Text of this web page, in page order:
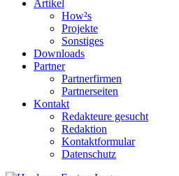
Artikel
How²s
Projekte
Sonstiges
Downloads
Partner
Partnerfirmen
Partnerseiten
Kontakt
Redakteure gesucht
Redaktion
Kontaktformular
Datenschutz